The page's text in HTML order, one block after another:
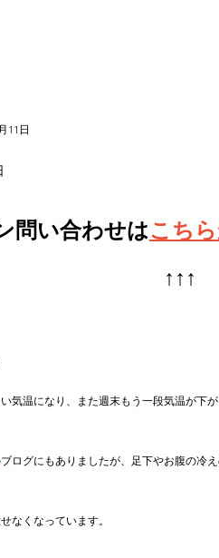
11日
問い合わせはこち
気温になり、また週末もう一段気温が下
ログにもありましたが、足下やお腹の冷
なくなっています。